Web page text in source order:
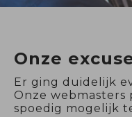
Onze
Er ging duidelijk
Onze
spoedig mogelijk